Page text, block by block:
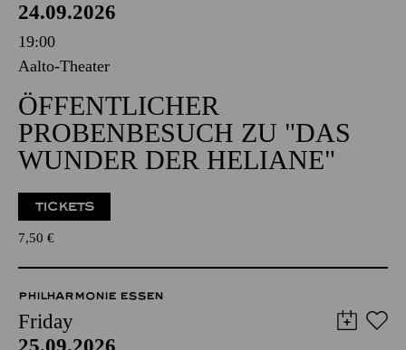
24.09.2026
19:00
Aalto-Theater
ÖFFENTLICHER
PROBENBESUCH ZU "DAS
WUNDER DER HELIANE"
TICKETS
7,50 €
PHILHARMONIE ESSEN
Friday